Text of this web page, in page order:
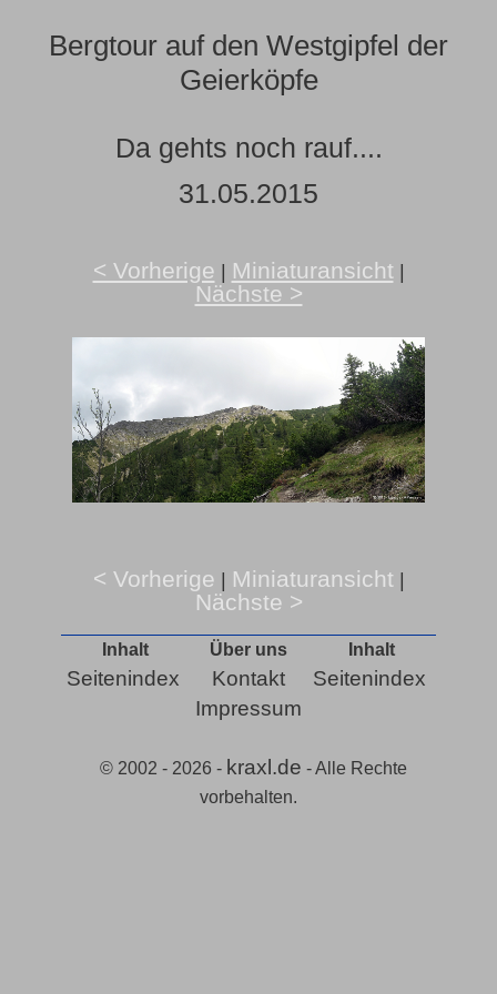
Bergtour auf den Westgipfel der
Geierköpfe
Da gehts noch rauf....
31.05.2015
< Vorherige Miniaturansicht|
Nächste >
< Vorherige Miniaturansicht|
Nächste >
Inhalt
Seitenindex
Über uns
Kontakt
Impressum
Inhalt
Seitenindex
© 2002 - 2026 - kraxl.de - Alle Rechte
vorbehalten.